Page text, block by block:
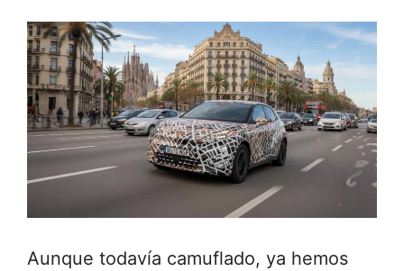
Aunque todavía camuflado, ya hemos